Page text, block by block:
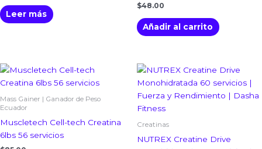
Leer más
$48.00
Añadir al carrito
Mass Gainer | Ganador de Peso
Ecuador
Muscletech Cell-tech Creatina
6lbs 56 servicios
Creatinas
NUTREX Creatine Drive